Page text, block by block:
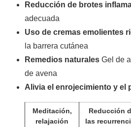
Reducción de brotes
adecuada
Uso de cremas emolientes
la barrera cutánea
Remedios naturales Gel de
de avena
Alivia el enrojecimiento y el
Meditación,
relajación
Reducción
las